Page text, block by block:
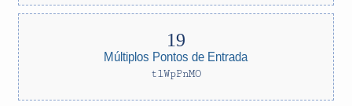
Múltiplos Pontos de Entrada
tlWpPnMO